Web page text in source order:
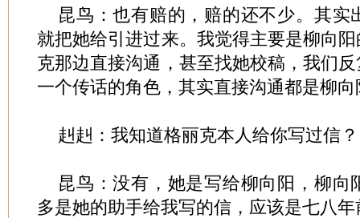
昆鸟：也有赔的，赔的还不少。其实
就把她给引进过来。我觉得主要是柳向
克那边直接沟通，甚至找她校稿，我们
一个传话的角色，其实直接沟通都是柳
赳赳：我知道格丽克本人给你写过信？
昆鸟：没有，她是写给柳向阳，柳向
多是她的助手给我写的信，应该是七八